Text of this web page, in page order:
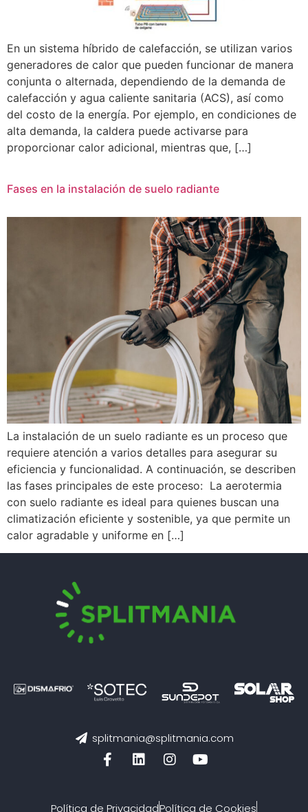
En un sistema híbrido de calefacción, se utilizan varios
generadores de calor que pueden funcionar de manera
conjunta o alternada, dependiendo de la demanda de
calefacción y agua caliente sanitaria (ACS), así como
del costo de la energía. Por ejemplo, en condiciones de
alta demanda, la caldera puede activarse para
proporcionar calor adicional, mientras que, […]
Fases en la instalación de suelo radiante
La instalación de un suelo radiante es un proceso que
requiere atención a varios detalles para asegurar su
eficiencia y funcionalidad. A continuación, se describen
las fases principales de este proceso: La aerotermia
con suelo radiante es ideal para quienes buscan una
climatización eficiente y sostenible, ya que permite un
calor agradable y uniforme en […]
splitmania@splitmania.com
Política de PrivacidadPolítica de Cookies